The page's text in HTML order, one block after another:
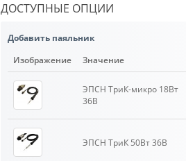
ДОСТУПНЫЕ ОПЦИИ
Добавить паяльник
Изображение
Значение
ЭПСН ТриК-микро 18Вт
36В
ЭПСН ТриК 50Вт 36В